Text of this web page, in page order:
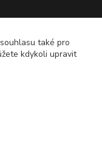
také pro
kdykoli upravit